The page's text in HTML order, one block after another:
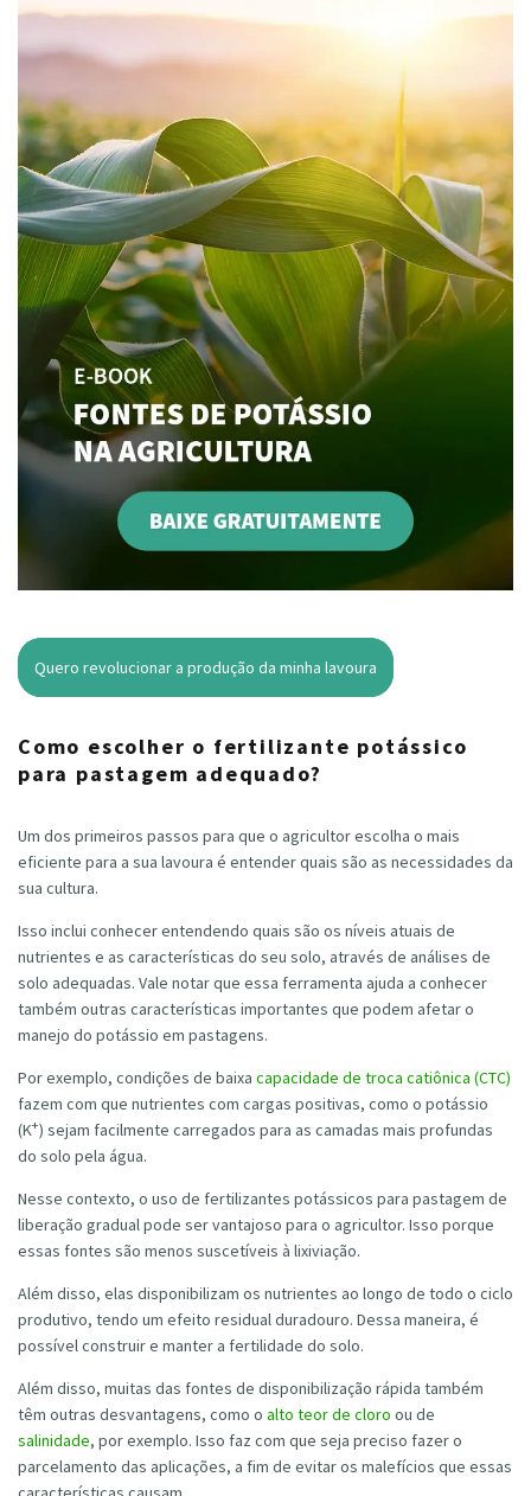
Quero revolucionar a produção da minha lavoura
Como escolher o fertilizante potássico
para pastagem adequado?
Um dos primeiros passos para que o agricultor escolha o mais
eficiente para a sua lavoura é entender quais são as necessidades da
sua cultura.
Isso inclui conhecer entendendo quais são os níveis atuais de
nutrientes e as características do seu solo, através de análises de
solo adequadas. Vale notar que essa ferramenta ajuda a conhecer
também outras características importantes que podem afetar o
manejo do potássio em pastagens.
Por exemplo, condições de baixa capacidade de troca catiônica (CTC)
fazem com que nutrientes com cargas positivas, como o potássio
(K+) sejam facilmente carregados para as camadas mais profundas
do solo pela água.
Nesse contexto, o uso de fertilizantes potássicos para pastagem de
liberação gradual pode ser vantajoso para o agricultor. Isso porque
essas fontes são menos suscetíveis à lixiviação.
Além disso, elas disponibilizam os nutrientes ao longo de todo o ciclo
produtivo, tendo um efeito residual duradouro. Dessa maneira, é
possível construir e manter a fertilidade do solo.
Além disso, muitas das fontes de disponibilização rápida também
têm outras desvantagens, como o alto teor de cloro ou de
salinidade, por exemplo. Isso faz com que seja preciso fazer o
parcelamento das aplicações, a fim de evitar os malefícios que essas